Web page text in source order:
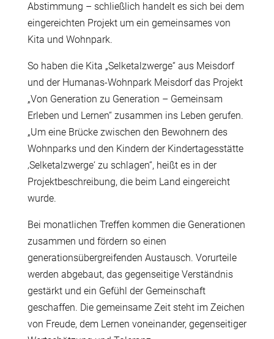
Abstimmung – schließlich handelt es sich bei dem
eingereichten Projekt um ein gemeinsames von
Kita und Wohnpark.
So haben die Kita „Selketalzwerge“ aus Meisdorf
und der Humanas-Wohnpark Meisdorf das Projekt
„Von Generation zu Generation – Gemeinsam
Erleben und Lernen“ zusammen ins Leben gerufen.
„Um eine Brücke zwischen den Bewohnern des
Wohnparks und den Kindern der Kindertagesstätte
‚Selketalzwerge‘ zu schlagen“, heißt es in der
Projektbeschreibung, die beim Land eingereicht
wurde.
Bei monatlichen Treffen kommen die Generationen
zusammen und fördern so einen
generationsübergreifenden Austausch. Vorurteile
werden abgebaut, das gegenseitige Verständnis
gestärkt und ein Gefühl der Gemeinschaft
geschaffen. Die gemeinsame Zeit steht im Zeichen
von Freude, dem Lernen voneinander, gegenseitiger